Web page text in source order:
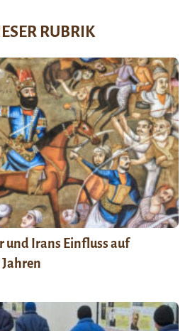
RUBRIK
und Irans Einfluss auf